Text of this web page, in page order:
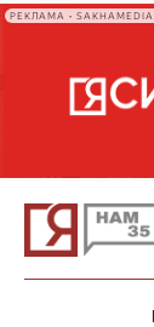
РЕКЛАМА •